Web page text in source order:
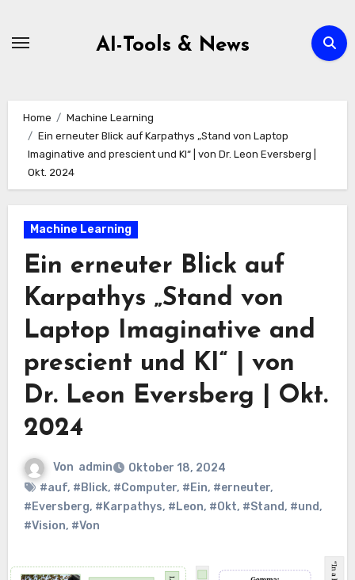
AI-Tools & News
Home
Machine Learning
Ein erneuter Blick auf Karpathys „Stand von Laptop
Imaginative and prescient und KI“ | von Dr. Leon Eversberg |
Okt. 2024
Machine Learning
Ein erneuter Blick auf
Karpathys „Stand von
Laptop Imaginative and
prescient und KI“ | von
Dr. Leon Eversberg | Okt.
2024
Von admin
Oktober 18, 2024
#auf, #Blick, #Computer, #Ein, #erneuter,
#Eversberg, #Karpathys, #Leon, #Okt, #Stand, #und,
#Vision, #Von